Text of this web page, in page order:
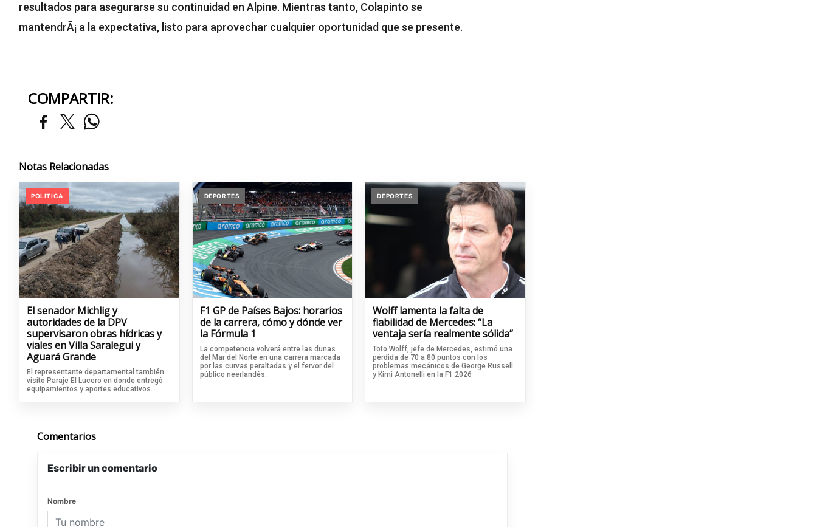
resultados para asegurarse su continuidad en Alpine. Mientras tanto, Colapinto se
mantendrÃ¡ a la expectativa, listo para aprovechar cualquier oportunidad que se presente.
COMPARTIR:
Notas Relacionadas
POLITICA
El senador Michlig y
autoridades de la DPV
supervisaron obras hídricas y
viales en Villa Saralegui y
Aguará Grande
El representante departamental también
visitó Paraje El Lucero en donde entregó
equipamientos y aportes educativos.
DEPORTES
F1 GP de Países Bajos: horarios
de la carrera, cómo y dónde ver
la Fórmula 1
La competencia volverá entre las dunas
del Mar del Norte en una carrera marcada
por las curvas peraltadas y el fervor del
público neerlandés.
DEPORTES
Wolff lamenta la falta de
fiabilidad de Mercedes: “La
ventaja sería realmente sólida”
Toto Wolff, jefe de Mercedes, estimó una
pérdida de 70 a 80 puntos con los
problemas mecánicos de George Russell
y Kimi Antonelli en la F1 2026
Comentarios
Escribir un comentario
Nombre